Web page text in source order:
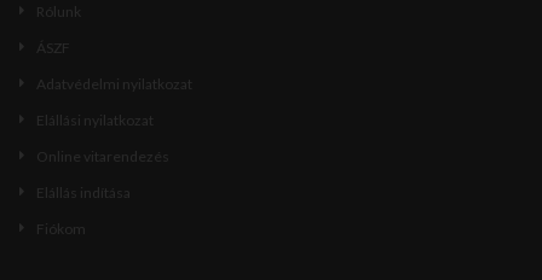
Rólunk
ÁSZF
Adatvédelmi nyilatkozat
Elállási nyilatkozat
Online vitarendezés
Elállás indítása
Fiókom